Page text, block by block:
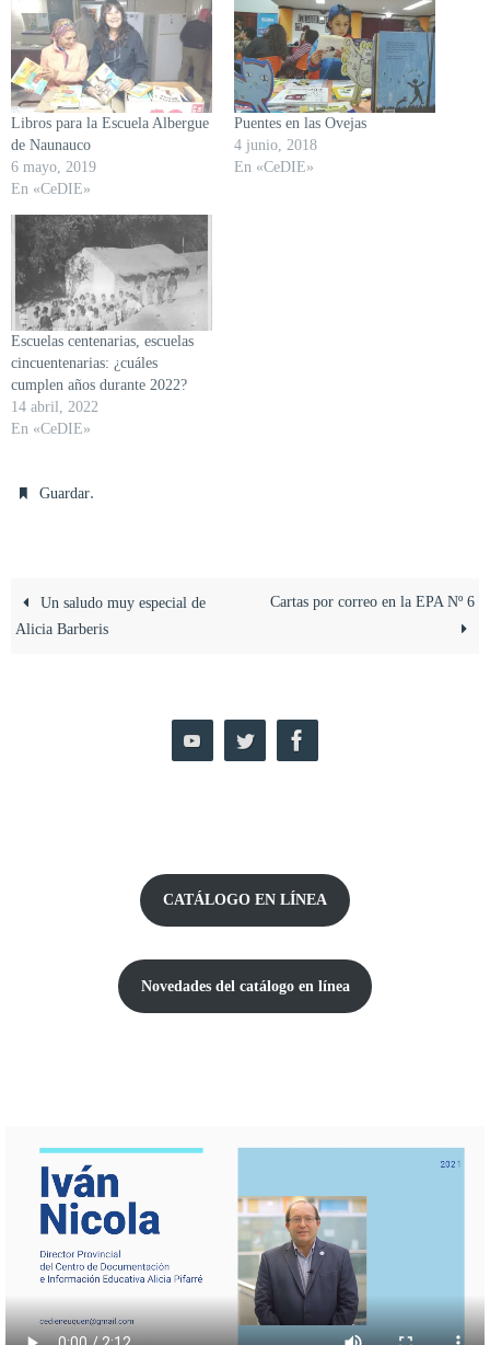
Libros para la Escuela Albergue
de Naunauco
6 mayo, 2019
En «CeDIE»
Puentes en las Ovejas
4 junio, 2018
En «CeDIE»
Escuelas centenarias, escuelas
cincuentenarias: ¿cuáles
cumplen años durante 2022?
14 abril, 2022
En «CeDIE»
Guardar.
Un saludo muy especial de
Alicia Barberis
Cartas por correo en la EPA Nº 6
CATÁLOGO EN LÍNEA
Novedades del catálogo en línea